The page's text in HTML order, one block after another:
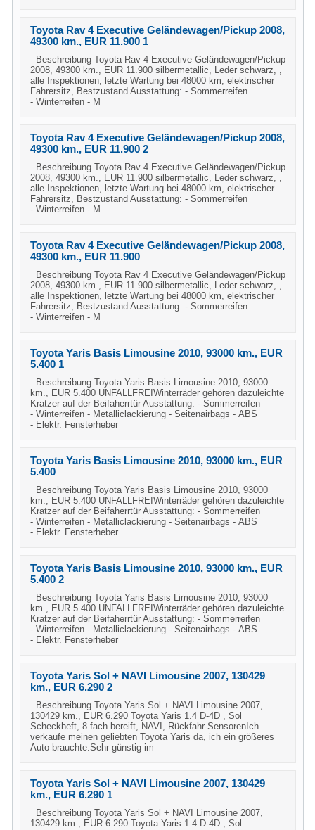
Toyota Rav 4 Executive Geländewagen/Pickup 2008,
49300 km., EUR 11.900 1
Beschreibung Toyota Rav 4 Executive Geländewagen/Pickup
2008, 49300 km., EUR 11.900 silbermetallic, Leder schwarz, ,
alle Inspektionen, letzte Wartung bei 48000 km, elektrischer
Fahrersitz, Bestzustand Ausstattung: - Sommerreifen
- Winterreifen - M
Toyota Rav 4 Executive Geländewagen/Pickup 2008,
49300 km., EUR 11.900 2
Beschreibung Toyota Rav 4 Executive Geländewagen/Pickup
2008, 49300 km., EUR 11.900 silbermetallic, Leder schwarz, ,
alle Inspektionen, letzte Wartung bei 48000 km, elektrischer
Fahrersitz, Bestzustand Ausstattung: - Sommerreifen
- Winterreifen - M
Toyota Rav 4 Executive Geländewagen/Pickup 2008,
49300 km., EUR 11.900
Beschreibung Toyota Rav 4 Executive Geländewagen/Pickup
2008, 49300 km., EUR 11.900 silbermetallic, Leder schwarz, ,
alle Inspektionen, letzte Wartung bei 48000 km, elektrischer
Fahrersitz, Bestzustand Ausstattung: - Sommerreifen
- Winterreifen - M
Toyota Yaris Basis Limousine 2010, 93000 km., EUR
5.400 1
Beschreibung Toyota Yaris Basis Limousine 2010, 93000
km., EUR 5.400 UNFALLFREIWinterräder gehören dazuleichte
Kratzer auf der Beifaherrtür Ausstattung: - Sommerreifen
- Winterreifen - Metalliclackierung - Seitenairbags - ABS
- Elektr. Fensterheber
Toyota Yaris Basis Limousine 2010, 93000 km., EUR
5.400
Beschreibung Toyota Yaris Basis Limousine 2010, 93000
km., EUR 5.400 UNFALLFREIWinterräder gehören dazuleichte
Kratzer auf der Beifaherrtür Ausstattung: - Sommerreifen
- Winterreifen - Metalliclackierung - Seitenairbags - ABS
- Elektr. Fensterheber
Toyota Yaris Basis Limousine 2010, 93000 km., EUR
5.400 2
Beschreibung Toyota Yaris Basis Limousine 2010, 93000
km., EUR 5.400 UNFALLFREIWinterräder gehören dazuleichte
Kratzer auf der Beifaherrtür Ausstattung: - Sommerreifen
- Winterreifen - Metalliclackierung - Seitenairbags - ABS
- Elektr. Fensterheber
Toyota Yaris Sol + NAVI Limousine 2007, 130429
km., EUR 6.290 2
Beschreibung Toyota Yaris Sol + NAVI Limousine 2007,
130429 km., EUR 6.290 Toyota Yaris 1.4 D-4D , Sol
Scheckheft, 8 fach bereift, NAVI, Rückfahr-SensorenIch
verkaufe meinen geliebten Toyota Yaris da, ich ein größeres
Auto brauchte.Sehr günstig im
Toyota Yaris Sol + NAVI Limousine 2007, 130429
km., EUR 6.290 1
Beschreibung Toyota Yaris Sol + NAVI Limousine 2007,
130429 km., EUR 6.290 Toyota Yaris 1.4 D-4D , Sol